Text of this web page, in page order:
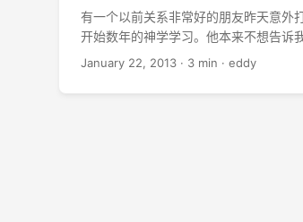
有一个以前关系非常好的朋友昨天意外
开始数年的神学学习。他本来不想告诉
是因为两周的时间他还没有完全安顿好
需要的东西过来。他还是孩子的心态重
January 22, 2013 · 3 min · eddy